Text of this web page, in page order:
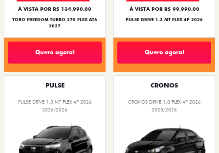
À VISTA POR R$ 134.990,00
TORO FREEDOM TURBO 270 FLEX AT6
2027
Quero agora!
À VISTA POR R$ 99.990,00
PULSE DRIVE 1.3 MT FLEX 4P 2026
Quero agora!
PULSE
PULSE DRIVE 1.3 MT FLEX 4P 2026
2026/2026
CRONOS
CRONOS DRIVE 1.0 FLEX 4P 2026
2025/2026